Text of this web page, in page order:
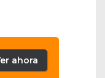
ahora